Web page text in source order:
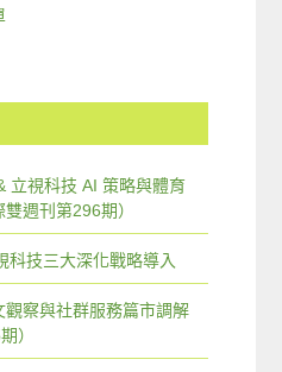
立視科技 AI 策略與體育
週刊第296期）
科技三大深化戰略導入
察與社群服務篇市調解
）